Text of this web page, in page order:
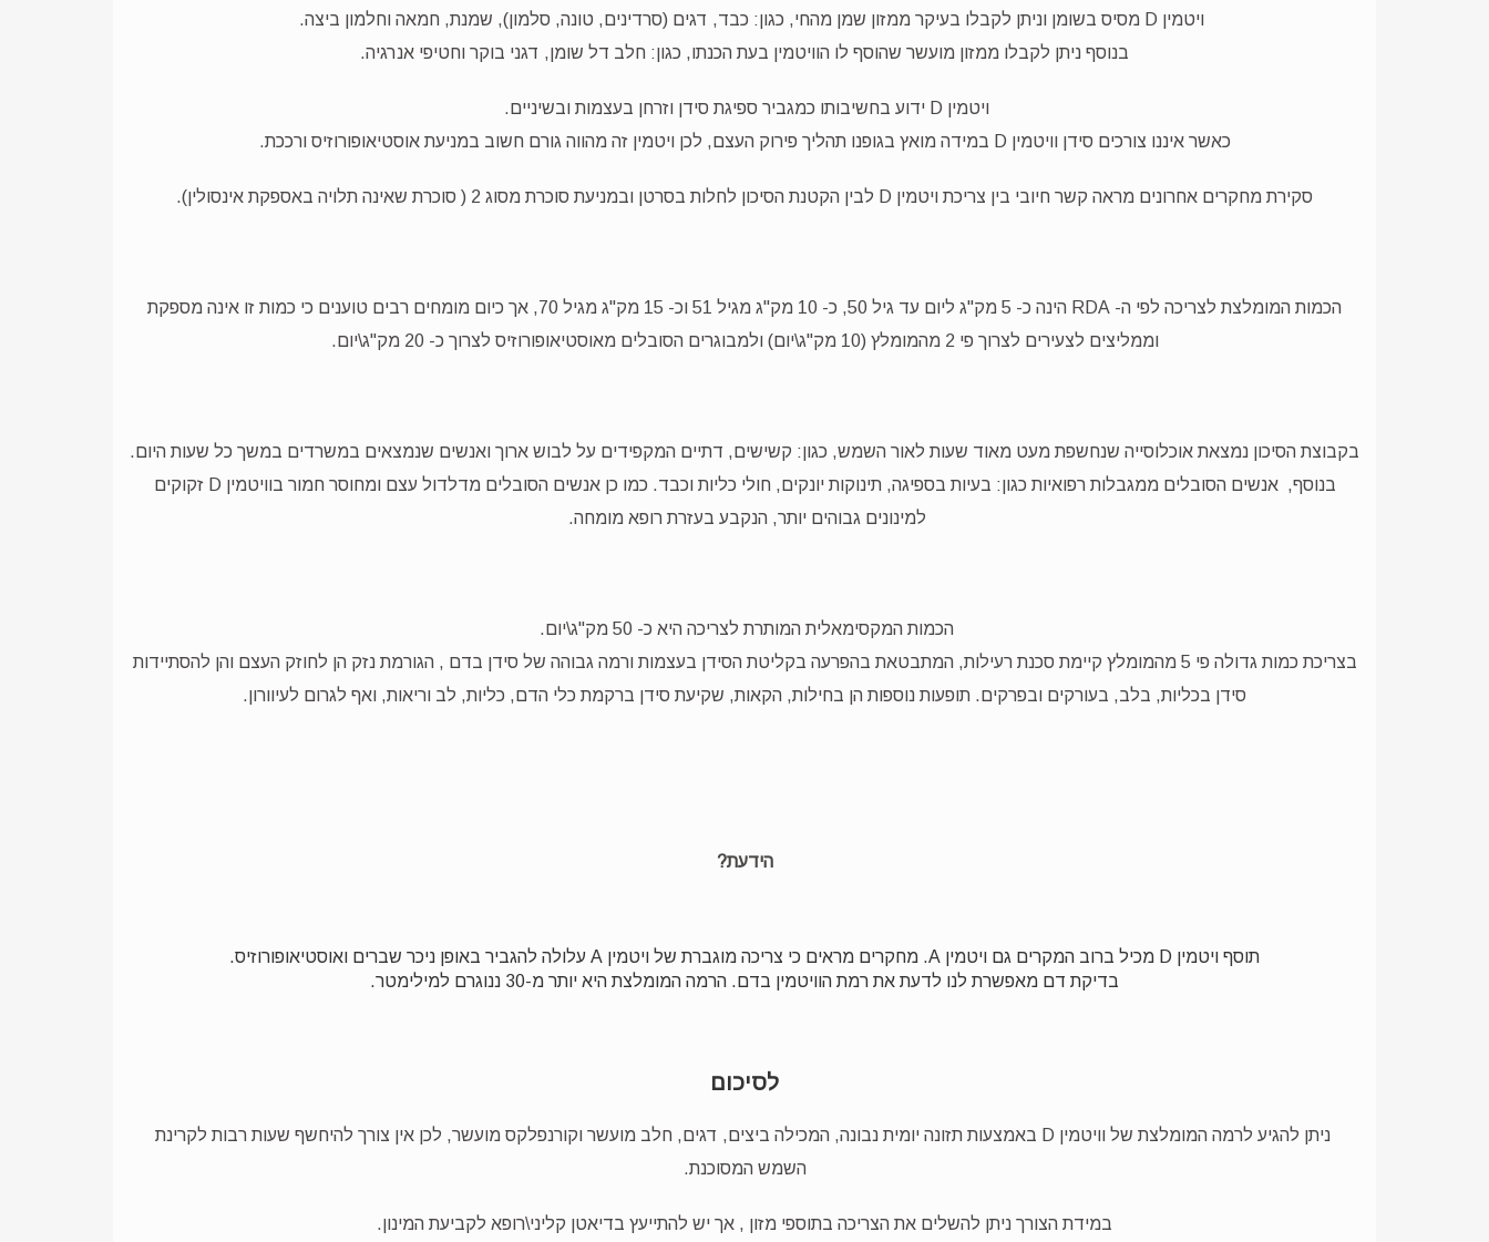
ויטמין D מסיס בשומן וניתן לקבלו בעיקר ממזון שמן מהחי, כגון: כבד, דגים (סרדינים, טונה, סלמון), שמנת, חמאה וחלמון ביצה.
בנוסף ניתן לקבלו ממזון מועשר שהוסף לו הוויטמין בעת הכנתו, כגון: חלב דל שומן, דגני בוקר וחטיפי אנרגיה.
ויטמין D ידוע בחשיבותו כמגביר ספיגת סידן וזרחן בעצמות ובשיניים.
כאשר איננו צורכים סידן וויטמין D במידה מואץ בגופנו תהליך פירוק העצם, לכן ויטמין זה מהווה גורם חשוב במניעת אוסטיאופורוזיס ורככת.
סקירת מחקרים אחרונים מראה קשר חיובי בין צריכת ויטמין D לבין הקטנת הסיכון לחלות בסרטן ובמניעת סוכרת מסוג 2 ( סוכרת שאינה תלויה באספקת אינסולין).
הכמות המומלצת לצריכה לפי ה- RDA הינה כ- 5 מק"ג ליום עד גיל 50, כ- 10 מק"ג מגיל 51 וכ- 15 מק"ג מגיל 70, אך כיום מומחים רבים טוענים כי כמות זו אינה מספקת
וממליצים לצעירים לצרוך פי 2 מהמומלץ (10 מק"ג\יום) ולמבוגרים הסובלים מאוסטיאופורוזיס לצרוך כ- 20 מק"ג\יום.
בקבוצת הסיכון נמצאת אוכלוסייה שנחשפת מעט מאוד שעות לאור השמש, כגון: קשישים, דתיים המקפידים על לבוש ארוך ואנשים שנמצאים במשרדים במשך כל שעות היום.
בנוסף, אנשים הסובלים ממגבלות רפואיות כגון: בעיות בספיגה, תינוקות יונקים, חולי כליות וכבד. כמו כן אנשים הסובלים מדלדול עצם ומחוסר חמור בוויטמין D זקוקים
למינונים גבוהים יותר, הנקבע בעזרת רופא מומחה.
הכמות המקסימאלית המותרת לצריכה היא כ- 50 מק"ג\יום.
בצריכת כמות גדולה פי 5 מהמומלץ קיימת סכנת רעילות, המתבטאת בהפרעה בקליטת הסידן בעצמות ורמה גבוהה של סידן בדם , הגורמת נזק הן לחוזק העצם והן להסתיידות
סידן בכליות, בלב, בעורקים ובפרקים. תופעות נוספות הן בחילות, הקאות, שקיעת סידן ברקמת כלי הדם, כליות, לב וריאות, ואף לגרום לעיוורון.
הידעת?
תוסף ויטמין D מכיל ברוב המקרים גם ויטמין A. מחקרים מראים כי צריכה מוגברת של ויטמין A עלולה להגביר באופן ניכר שברים ואוסטיאופורוזיס.
בדיקת דם מאפשרת לנו לדעת את רמת הוויטמין בדם. הרמה המומלצת היא יותר מ-30 ננוגרם למילימטר.
לסיכום
ניתן להגיע לרמה המומלצת של וויטמין D באמצעות תזונה יומית נבונה, המכילה ביצים, דגים, חלב מועשר וקורנפלקס מועשר, לכן אין צורך להיחשף שעות רבות לקרינת
השמש המסוכנת.
במידת הצורך ניתן להשלים את הצריכה בתוספי מזון , אך יש להתייעץ בדיאטן קליני\רופא לקביעת המינון.